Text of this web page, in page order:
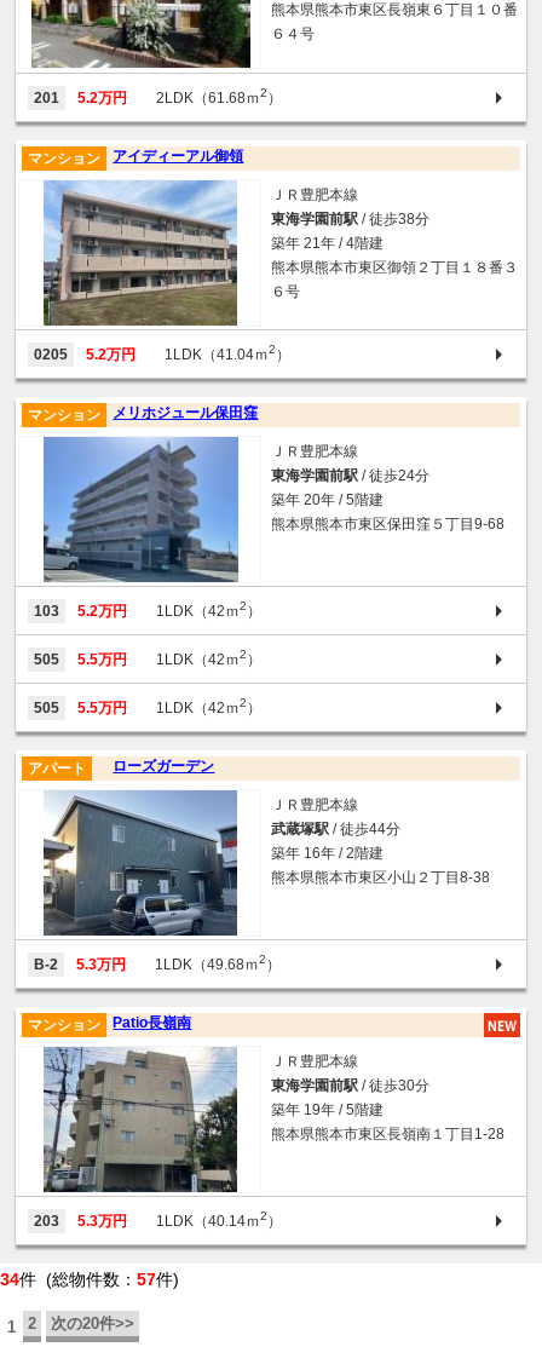
熊本県熊本市東区長嶺東６丁目１０番
６４号
201 5.2万円 2LDK（61.68ｍ2 ）
アイディーアル御領
マンション
ＪＲ豊肥本線
東海学園前駅 / 徒歩38分
築年 21年 / 4階建
熊本県熊本市東区御領２丁目１８番３
６号
0205 5.2万円 1LDK（41.04ｍ2 ）
メリホジュール保田窪
マンション
ＪＲ豊肥本線
東海学園前駅 / 徒歩24分
築年 20年 / 5階建
熊本県熊本市東区保田窪５丁目9-68
103 5.2万円 1LDK（42ｍ2 ）
505 5.5万円 1LDK（42ｍ2 ）
505 5.5万円 1LDK（42ｍ2 ）
ローズガーデン
アパート
ＪＲ豊肥本線
武蔵塚駅 / 徒歩44分
築年 16年 / 2階建
熊本県熊本市東区小山２丁目8-38
B-2 5.3万円 1LDK（49.68ｍ2 ）
Patio長嶺南
マンション
ＪＲ豊肥本線
東海学園前駅 / 徒歩30分
築年 19年 / 5階建
熊本県熊本市東区長嶺南１丁目1-28
203 5.3万円 1LDK（40.14ｍ2 ）
34件 (総物件数： 57件)
1 2 次の20件>>